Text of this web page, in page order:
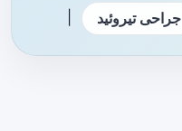
جراحی تیروئید